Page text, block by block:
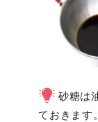
砂糖は
ておきます。